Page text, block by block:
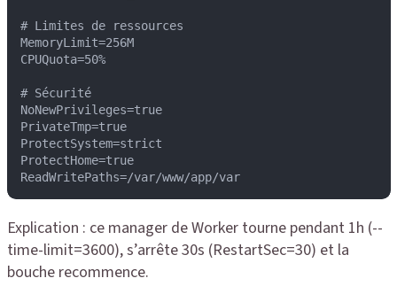
# Limites de ressources
MemoryLimit=256M
CPUQuota=50%
# Sécurité
NoNewPrivileges=true
PrivateTmp=true
ProtectSystem=strict
ProtectHome=true
ReadWritePaths=/var/www/app/var
Explication : ce manager de Worker tourne pendant 1h (--
time-limit=3600), s’arrête 30s (RestartSec=30) et la
bouche recommence.